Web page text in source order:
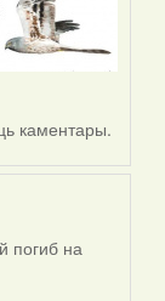
каментары.
погиб на